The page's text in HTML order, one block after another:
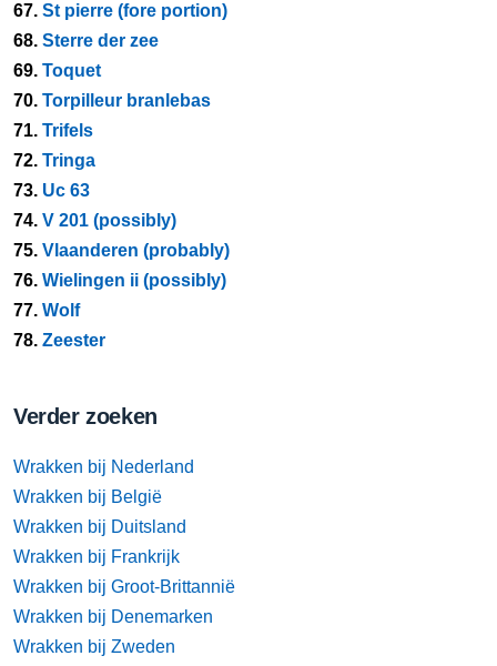
67. St pierre (fore portion)
68. Sterre der zee
69. Toquet
70. Torpilleur branlebas
71. Trifels
72. Tringa
73. Uc 63
74. V 201 (possibly)
75. Vlaanderen (probably)
76. Wielingen ii (possibly)
77. Wolf
78. Zeester
Verder zoeken
Wrakken bij Nederland
Wrakken bij België
Wrakken bij Duitsland
Wrakken bij Frankrijk
Wrakken bij Groot-Brittannië
Wrakken bij Denemarken
Wrakken bij Zweden